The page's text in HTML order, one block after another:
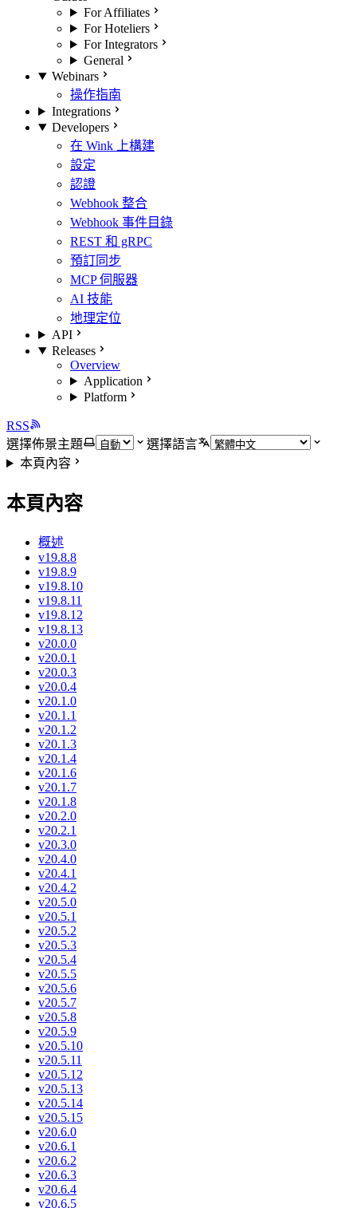
For Affiliates
For Hoteliers
For Integrators
General
Webinars
操作指南
Integrations
Developers
在 Wink 上構建
設定
認證
Webhook 整合
Webhook 事件目錄
REST 和 gRPC
預訂同步
MCP 伺服器
AI 技能
地理定位
API
Releases
Overview
Application
Platform
RSS
選擇佈景主題
選擇語言
本頁內容
本頁內容
概述
v19.8.8
v19.8.9
v19.8.10
v19.8.11
v19.8.12
v19.8.13
v20.0.0
v20.0.1
v20.0.3
v20.0.4
v20.1.0
v20.1.1
v20.1.2
v20.1.3
v20.1.4
v20.1.6
v20.1.7
v20.1.8
v20.2.0
v20.2.1
v20.3.0
v20.4.0
v20.4.1
v20.4.2
v20.5.0
v20.5.1
v20.5.2
v20.5.3
v20.5.4
v20.5.5
v20.5.6
v20.5.7
v20.5.8
v20.5.9
v20.5.10
v20.5.11
v20.5.12
v20.5.13
v20.5.14
v20.5.15
v20.6.0
v20.6.1
v20.6.2
v20.6.3
v20.6.4
v20.6.5